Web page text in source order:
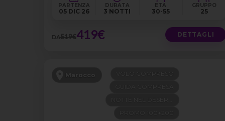
PARTENZA
05 DIC 26
DURATA
3 NOTTI
ETÀ
30-55
GRUPPO
25
DA519€419€ DETTAGLI
Marocco